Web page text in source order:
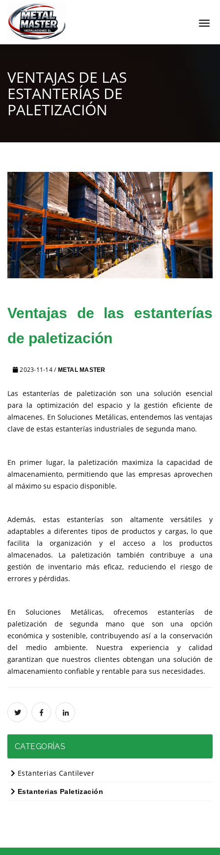
VENTAJAS DE LAS
ESTANTERÍAS DE
PALETIZACIÓN
Ventajas de las estanterías
de paletización
2023-11-14/ METAL MASTER
Las estanterías de paletización son una solución esencial
para la optimización del espacio y la gestión eficiente de
almacenes. En Soluciones Metálicas, entendemos las ventajas
clave de estas estanterías industriales de segunda mano.
En primer lugar, la paletización maximiza la capacidad de
almacenamiento, permitiendo que las empresas aprovechen
al máximo su espacio disponible.
Además, estas estanterías son altamente versátiles y
adaptables a diferentes tipos de productos y cargas, lo que
facilita la organización y el acceso a los productos
almacenados. La paletización también contribuye a una
gestión de inventario más eficaz, reduciendo el riesgo de
errores y pérdidas.
En Soluciones Metálicas, ofrecemos estanterías de
paletización de segunda mano que son una opción
económica y sostenible, contribuyendo así a la conservación
del medio ambiente. Nuestra experiencia y calidad
garantizan que nuestros clientes obtengan una solución de
almacenamiento confiable y rentable para sus necesidades.
CATEGORÍAS
Estanterias Cantilever
Estanterias Paletización